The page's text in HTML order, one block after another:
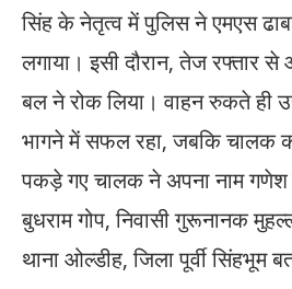
सिंह के नेतृत्व में पुलिस ने एमएस
लगाया। इसी दौरान, तेज रफ्तार
बल ने रोक लिया। वाहन रुकते ही
भागने में सफल रहा, जबकि चालक
पकड़े गए चालक ने अपना नाम गणेश
बुधराम गोप, निवासी गुरूनानक
थाना ओल्डीह, जिला पूर्वी सिंहभूम